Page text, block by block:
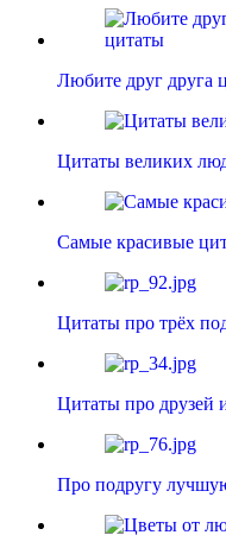
Любите друг друга
Цитаты великих
Самые красивые
Цитаты про трёх
Цитаты про друзей
Про подругу